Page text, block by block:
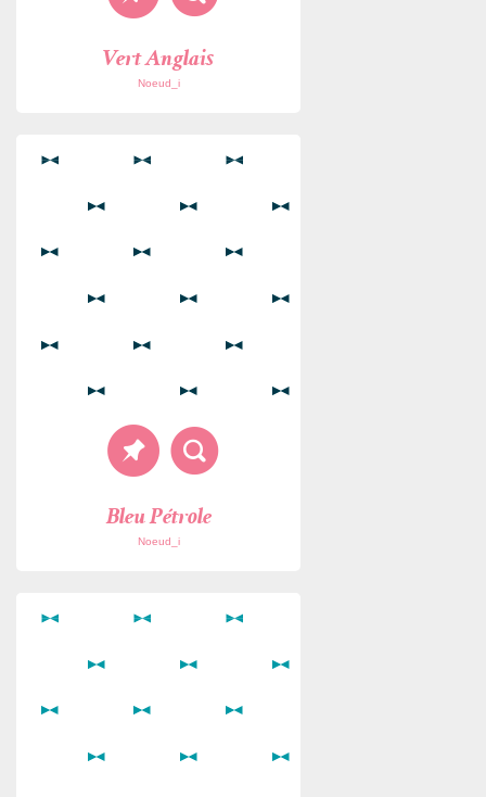
Vert Anglais
Noeud_i
Bleu Pétrole
Noeud_i